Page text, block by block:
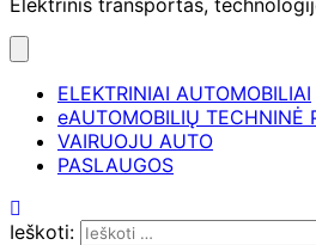
Elektrinis transportas,
ELEKTRINIAI AUTOMOBILIAI
eAUTOMOBILIŲ TECHNINĖ
VAIRUOJU AUTO
PASLAUGOS
Ieškoti: